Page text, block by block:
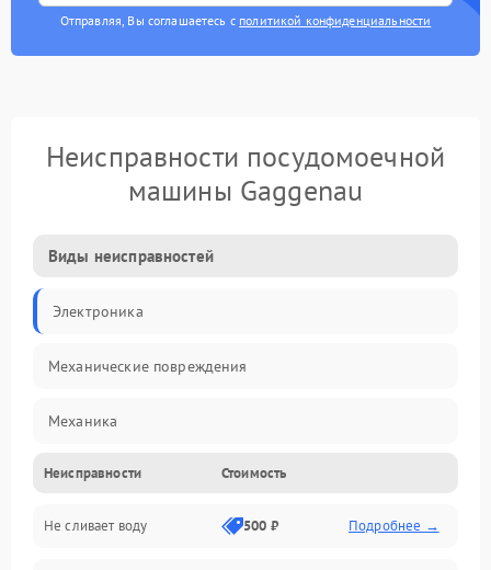
Отправляя, Вы соглашаетесь с политикой конфиденциальности
Неисправности посудомоечной
машины Gaggenau
Виды неисправностей
Электроника
Механические повреждения
Механика
Управление
Электропитание
Неисправности Стоимость
Не сливает воду 500 ₽ Подробнее →